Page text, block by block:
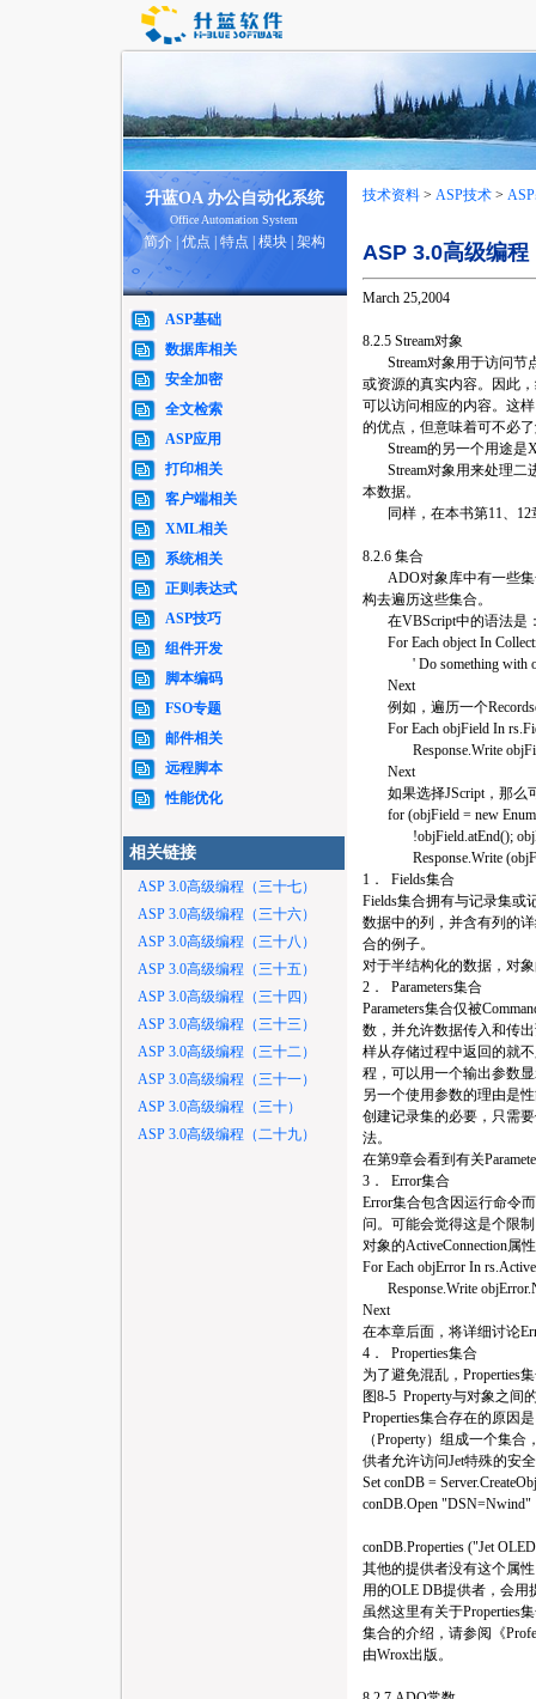
升蓝OA 办公自动化系统
Office Automation System
简介|优点 特点 模块| 架构
ASP基础
数据库相关
安全加密
全文检索
ASP应用
打印相关
客户端相关
XML相关
系统相关
正则表达式
ASP技巧
组件开发
脚本编码
FSO专题
邮件相关
远程脚本
性能优化
相关链接
ASP 3.0高级编程（三十七）
ASP 3.0高级编程（三十六）
ASP 3.0高级编程（三十八）
ASP 3.0高级编程（三十五）
ASP 3.0高级编程（三十四）
ASP 3.0高级编程（三十三）
ASP 3.0高级编程（三十二）
ASP 3.0高级编程（三十一）
ASP 3.0高级编程（三十）
ASP 3.0高级编程（二十九）
技术资料 > ASP技术 >
ASP 3.0高级编程
March 25,2004
8.2.5 Stream对象
Stream对象用于访问节
或资源的真实内容。因此，
可以访问相应的内容。这
的优点，但意味着可不必
Stream的另一个用途是
Stream对象用来处理二
本数据。
同样，在本书第11、12
8.2.6 集合
ADO对象库中有一些集
构去遍历这些集合。
在VBScript中的语法是
For Each object In
' Do something with
Next
例如，遍历一个
For Each objField In
Response.Write
Next
如果选择JScript，那么
for (objField = new
!objField.atEnd();
Response.Write
1． Fields集合
Fields集合拥有与记录集或
数据中的列，并含有列的
合的例子。
对于半结构化的数据，对
2． Parameters集合
Parameters集合仅被
数，并允许数据传入和传
样从存储过程中返回的就
程，可以用一个输出参数
另一个使用参数的理由是
创建记录集的必要，只需
法。
在第9章会看到有关
3． Error集合
Error集合包含因运行命令
问。可能会觉得这是个限制
对象的ActiveConnection属
For Each objError In
Response.Write
Next
在本章后面，将详细讨论
4． Properties集合
为了避免混乱，Properties
图8-5 Property与对象之间
Properties集合存在的原因
（Property）组成一个集
供者允许访问Jet特殊的安
Set conDB =
conDB.Open "DSN=Nwind"
conDB.Properties ("Jet
其他的提供者没有这个属
用的OLE DB提供者，会
虽然这里有关于Properties
集合的介绍，请参阅《
由Wrox出版。